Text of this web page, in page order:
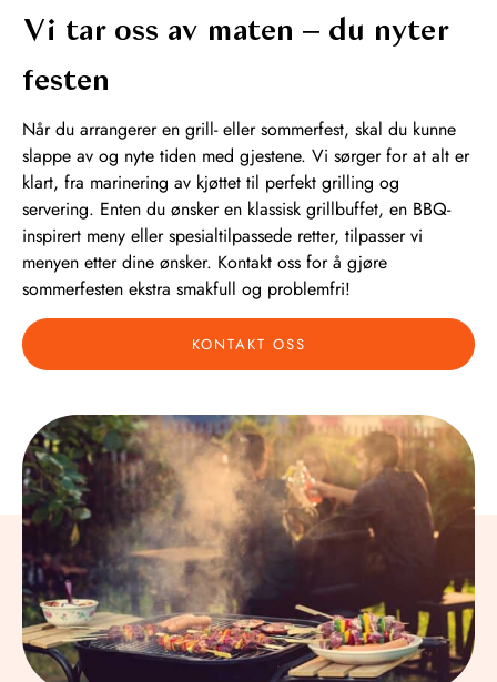
Vi tar oss av maten – du nyter
festen
Når du arrangerer en grill- eller sommerfest, skal du kunne
slappe av og nyte tiden med gjestene. Vi sørger for at alt er
klart, fra marinering av kjøttet til perfekt grilling og
servering. Enten du ønsker en klassisk grillbuffet, en BBQ-
inspirert meny eller spesialtilpassede retter, tilpasser vi
menyen etter dine ønsker. Kontakt oss for å gjøre
sommerfesten ekstra smakfull og problemfri!
KONTAKT OSS